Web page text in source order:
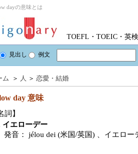
dayの意味とは
TOEFL・TOEIC・英
見出し 例文
ム ＞ 人 ＞ 恋愛・結婚
day 意味
詞】
イエローデー
発音：
jélou dei (米国/英国) 、イエロー